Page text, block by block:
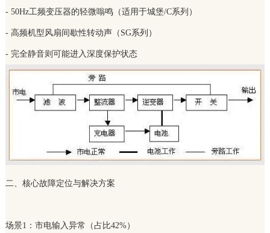
- 50Hz工频变压器的轻微嗡鸣（适用于城堡/C系列）
- 高频机型风扇间歇性转动声（SG系列）
- 完全静音则可能进入深度保护状态
二、核心故障定位与解决方案
场景1：市电输入异常（占比42%）